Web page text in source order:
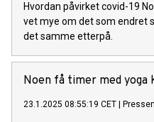
Hvordan påvirket covid-19
vet mye om det som endret
det samme etterpå.
Noen få timer med yoga
23.1.2025 08:55:19 CET